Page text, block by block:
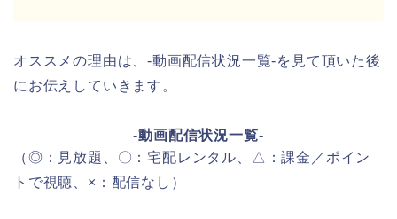
オススメの理由は、-動画配信状況一覧-を見て頂いた後
にお伝えしていきます。
-動画配信状況一覧-
（◎：見放題、〇：宅配レンタル、△：課金／ポイン
トで視聴、×：配信なし）